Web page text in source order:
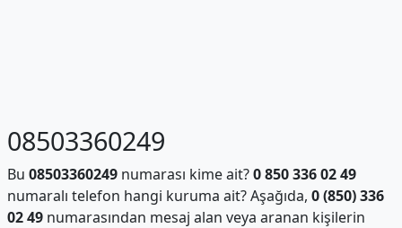
08503360249
Bu 08503360249numarası kime ait?0 850 336 02 49
numaralı telefon hangi kuruma ait? Aşağıda, 0 (850) 336
02 49numarasından mesaj alan veya aranan kişilerin